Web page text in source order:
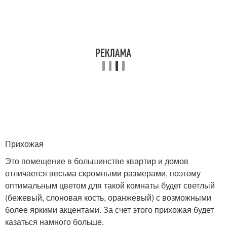
Прихожая
Это помещение в большинстве квартир и домов
отличается весьма скромными размерами, поэтому
оптимальным цветом для такой комнаты будет светлый
(бежевый, слоновая кость, оранжевый) с возможными
более яркими акцентами. За счет этого прихожая будет
казаться намного больше.